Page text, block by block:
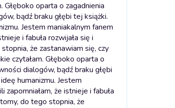
oparta o zagadnienia
bądź braku głębi tej książki.
Jestem maniakalnym fanem
i fabuła rozwijała się i
że zastanawiam się, czy
czytałam. Głęboko oparta o
dialogów, bądź braku głębi
humanizmu. Jestem
że istnieje i fabuła
do tego stopnia, że